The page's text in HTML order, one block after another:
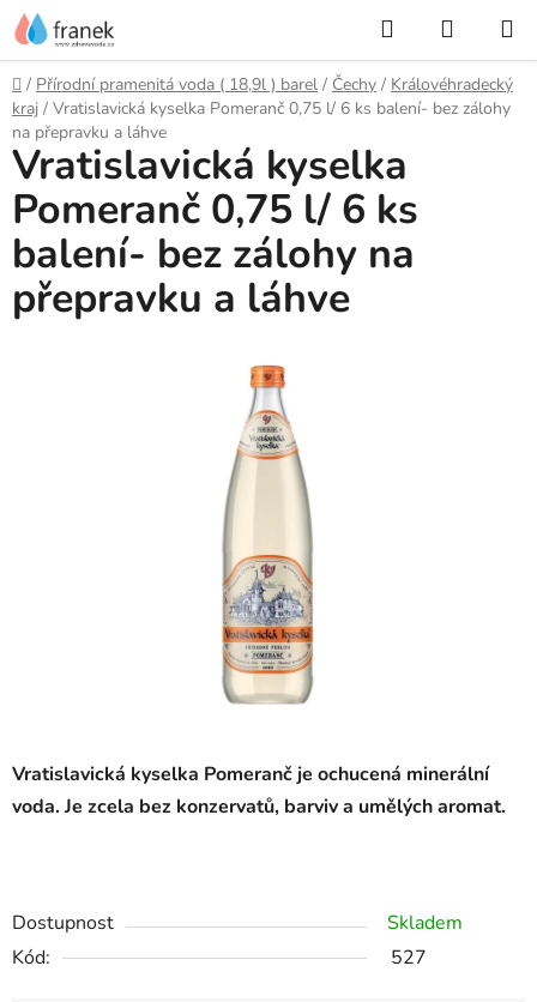
Přejít
na
obsah
Hledat
KOŠÍK
Domů
/ Přírodní pramenitá voda ( 18,9l ) barel / Čechy / Královéhradecký
kraj / Vratislavická kyselka Pomeranč 0,75 l/ 6 ks balení- bez zálohy
na přepravku a láhve
Vratislavická kyselka Pomeranč je ochucená minerální
voda. Je zcela bez konzervatů, barviv a umělých aromat.
Dostupnost
Skladem
Kód:
527
Vratislavická kyselka
Pomeranč 0,75 l/ 6 ks
balení- bez zálohy na
přepravku a láhve